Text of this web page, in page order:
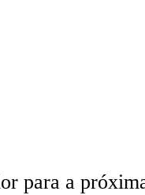
para a